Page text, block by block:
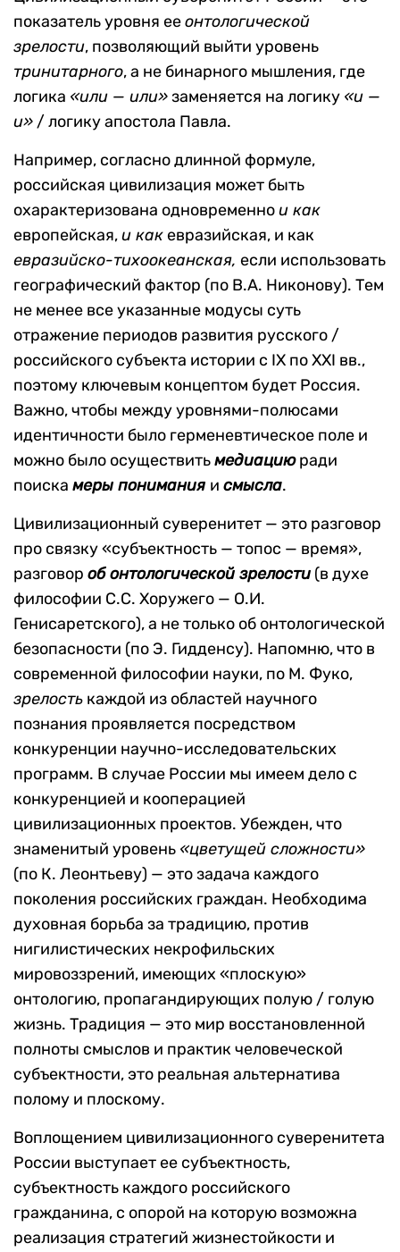
показатель уровня ееонтологической
зрелости, позволяющий выйти уровень
тринитарного, а не бинарного мышления, где
логика «или — или»заменяется на логику «и —
и» / логику апостола Павла.
Например, согласно длинной формуле,
российская цивилизация может быть
охарактеризована одновременнои как
европейская,и какевразийская, и как
евразийско-тихоокеанская, если использовать
географический фактор (по В.А. Никонову). Тем
не менее все указанные модусы суть
отражение периодов развития русского /
российского субъекта истории с IX по XXI вв.,
поэтому ключевым концептом будет Россия.
Важно, чтобы между уровнями-полюсами
идентичности было герменевтическое поле и
можно было осуществитьмедиациюради
поиска меры понимания и смысла.
Цивилизационный суверенитет — это разговор
про связку «субъектность — топос — время»,
разговор об онтологической зрелости (в духе
философии С.С. Хоружего — О.И.
Генисаретского), а не только об онтологической
безопасности (по Э. Гидденсу). Напомню, что в
современной философии науки, по М. Фуко,
зрелость каждой из областей научного
познания проявляется посредством
конкуренции научно-исследовательских
программ. В случае России мы имеем дело с
конкуренцией и кооперацией
цивилизационных проектов. Убежден, что
знаменитый уровень «цветущей сложности»
(по К. Леонтьеву) — это задача каждого
поколения российских граждан. Необходима
духовная борьба за традицию, против
нигилистических некрофильских
мировоззрений, имеющих «плоскую»
онтологию, пропагандирующих полую / голую
жизнь. Традиция — это мир восстановленной
полноты смыслов и практик человеческой
субъектности, это реальная альтернатива
полому и плоскому.
Воплощением цивилизационного суверенитета
России выступает ее субъектность,
субъектность каждого российского
гражданина, с опорой на которую возможна
реализация стратегий жизнестойкости и